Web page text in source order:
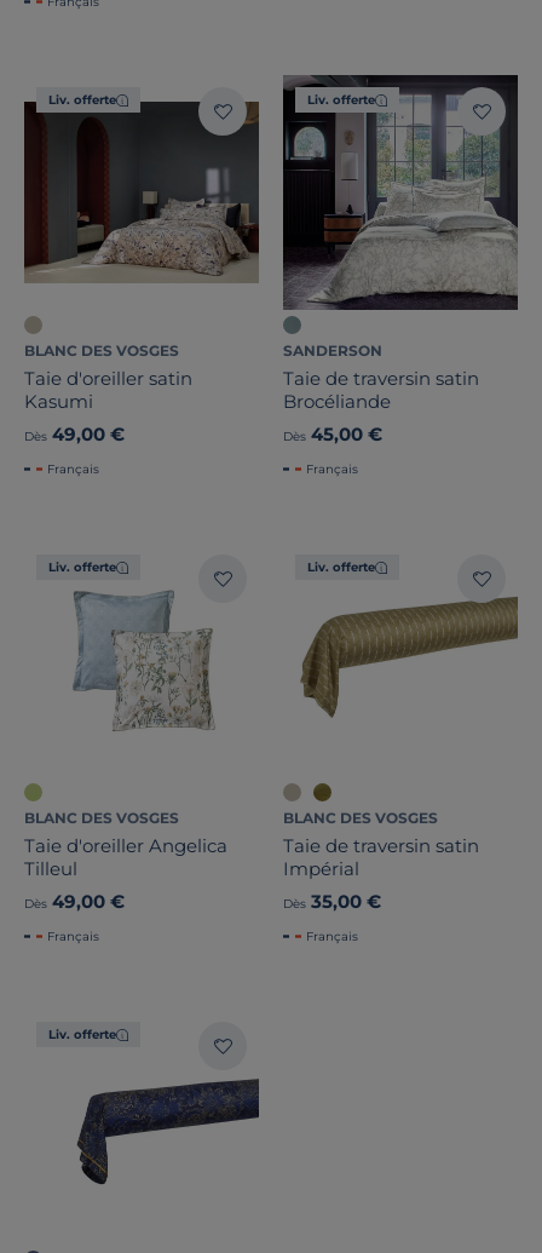
Liv. offerte
BLANC DES VOSGES
Taie d'oreiller satin
Kasumi
Dès 49,00 €
Français
Liv. offerte
SANDERSON
Taie de traversin satin
Brocéliande
Dès 45,00 €
Français
Liv. offerte
BLANC DES VOSGES
Taie d'oreiller Angelica
Tilleul
Dès 49,00 €
Français
Liv. offerte
BLANC DES VOSGES
Taie de traversin satin
Impérial
Dès 35,00 €
Français
Liv. offerte